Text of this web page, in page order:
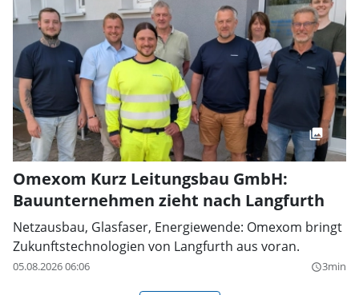
Omexom Kurz Leitungsbau GmbH:
Bauunternehmen zieht nach Langfurth
Netzausbau, Glasfaser, Energiewende: Omexom bringt
Zukunftstechnologien von Langfurth aus voran.
05.08.2026 06:06 query_builder3min